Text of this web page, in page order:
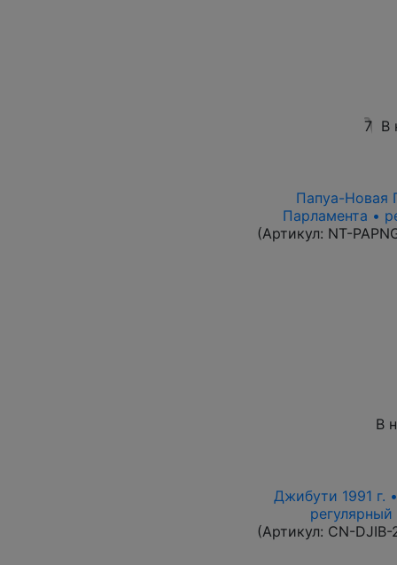
7 В
Папуа-Новая
Парламента •
(Артикул: NT-
В
Джибути 1991 г.
(Артикул: CN-DJIB-